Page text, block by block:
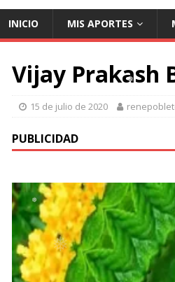
INICIO MIS APORTES
Vijay Prakash
15 de julio de 2020
PUBLICIDAD